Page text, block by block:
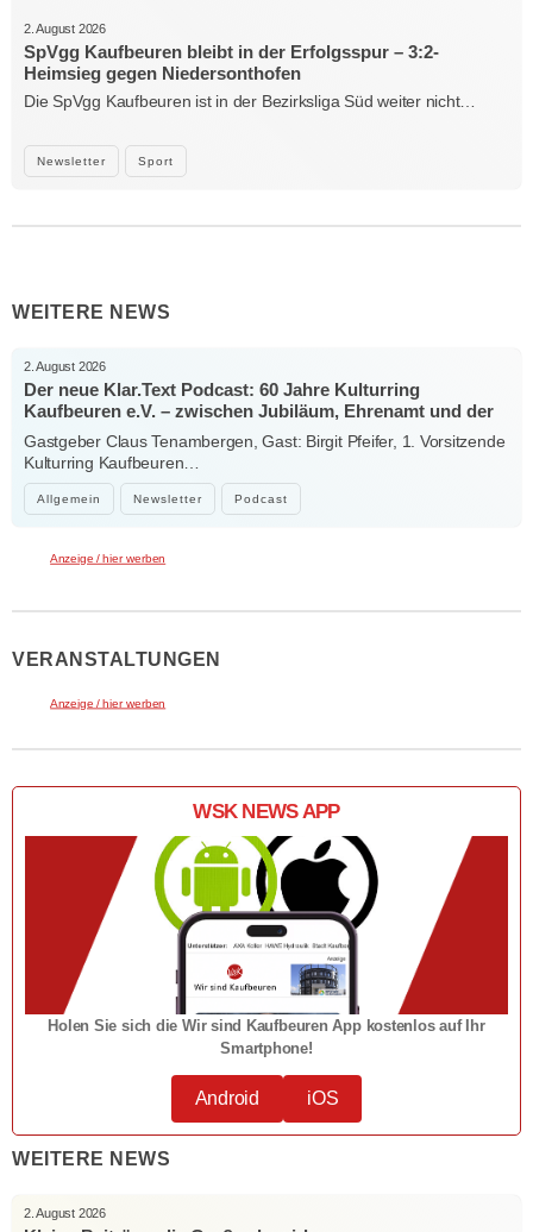
Newsletter Sport
2. August 2026
SpVgg Kaufbeuren bleibt in der Erfolgsspur – 3:2-
Heimsieg gegen Niedersonthofen
Die SpVgg Kaufbeuren ist in der Bezirksliga Süd weiter nicht…
WEITERE NEWS
Allgemein Newsletter Podcast
2. August 2026
Der neue Klar.Text Podcast: 60 Jahre Kulturring
Kaufbeuren e.V. – zwischen Jubiläum, Ehrenamt und der
Kraft der Kultur
Gastgeber Claus Tenambergen, Gast: Birgit Pfeifer, 1. Vorsitzende
Kulturring Kaufbeuren…
Anzeige / hier werben
VERANSTALTUNGEN
Anzeige / hier werben
WSK NEWS APP
Holen Sie sich die Wir sind Kaufbeuren App kostenlos auf Ihr
Smartphone!
Android iOS
WEITERE NEWS
2. August 2026